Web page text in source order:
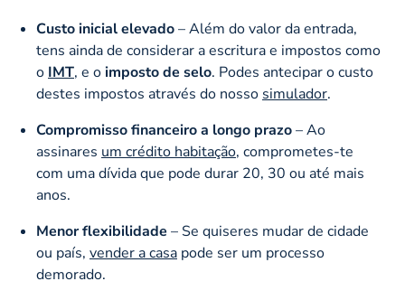
Custo inicial elevado– Além do valor da entrada,
tens ainda de considerar a escritura e impostos como
o IMT, e o imposto de selo. Podes antecipar o custo
destes impostos através do nosso simulador.
Compromisso financeiro a longo prazo– Ao
assinares um crédito habitação, comprometes-te
com uma dívida que pode durar 20, 30 ou até mais
anos.
Menor flexibilidade – Se quiseres mudar de cidade
ou país, vender a casa pode ser um processo
demorado.